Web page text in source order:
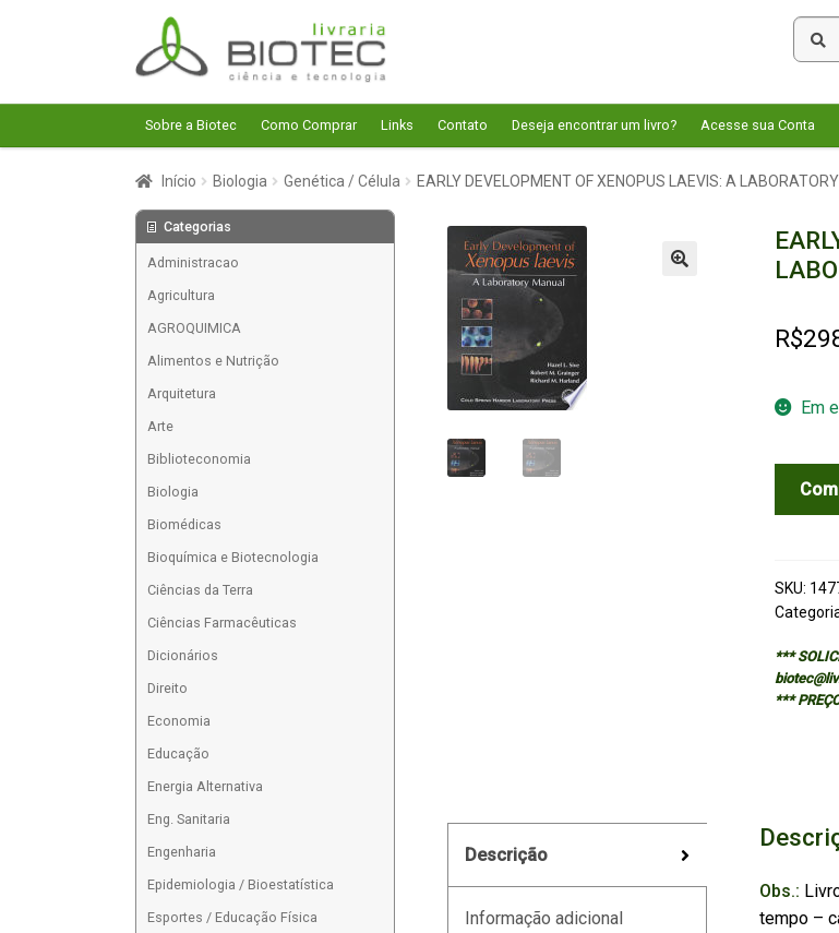
Pular
para
navegação
Pular
para
o
conteúdo
Sobre a Biotec Como Comprar Links Contato Deseja encontrar um livro? Acesse sua Conta
Início Biologia Genética / Célula EARLY DEVELOPMENT OF XENOPUS LAEVIS: A LABORATORY
R$
Em
LAEVIS:
A
SKU:
***
***
Descrição
Informação adicional
Obs.:
tempo –
Categorias
Administracao
Agricultura
AGROQUIMICA
Alimentos e Nutrição
Arquitetura
Arte
Biblioteconomia
Biologia
Biomédicas
Bioquímica e Biotecnologia
Ciências da Terra
Ciências Farmacêuticas
Dicionários
Direito
Economia
Educação
Energia Alternativa
Eng. Sanitaria
Engenharia
Epidemiologia / Bioestatística
Esportes / Educação Física